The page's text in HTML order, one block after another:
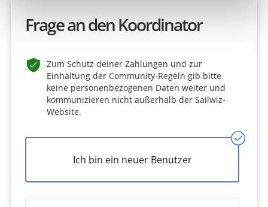
Frage an den Koordinator
Zum Schutz deiner Zahlungen und zur
Einhaltung der Community-Regeln gib bitte
keine personenbezogenen Daten weiter und
kommunizieren nicht außerhalb der Sailwiz-
Website.
Ich bin ein neuer Benutzer